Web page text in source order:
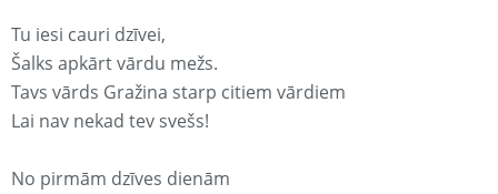
Tu iesi cauri dzīvei,
Šalks apkārt vārdu mežs.
Tavs vārds Gražina starp citiem vārdiem
Lai nav nekad tev svešs!
No pirmām dzīves dienām